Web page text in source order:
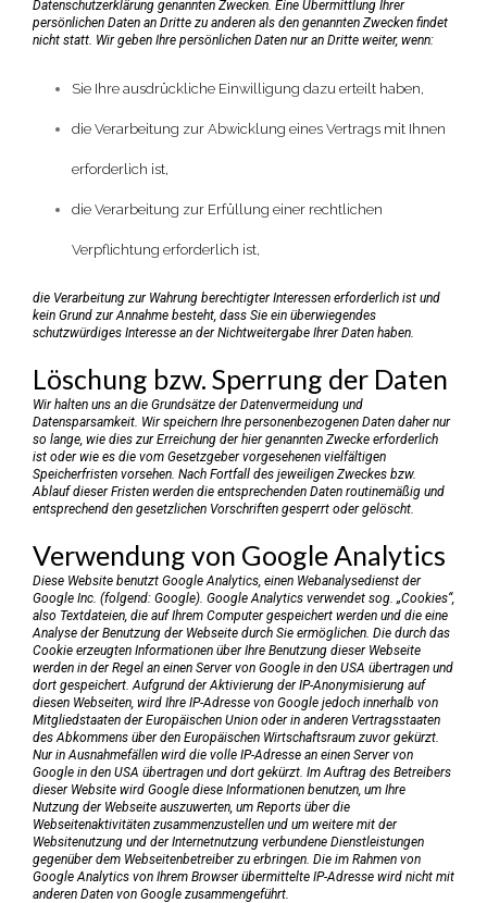
Datenschutzerklärung genannten Zwecken. Eine Übermittlung Ihrer
persönlichen Daten an Dritte zu anderen als den genannten Zwecken findet
nicht statt. Wir geben Ihre persönlichen Daten nur an Dritte weiter, wenn:
Sie Ihre ausdrückliche Einwilligung dazu erteilt haben,
die Verarbeitung zur Abwicklung eines Vertrags mit Ihnen
erforderlich ist,
die Verarbeitung zur Erfüllung einer rechtlichen
Verpflichtung erforderlich ist,
die Verarbeitung zur Wahrung berechtigter Interessen erforderlich ist und
kein Grund zur Annahme besteht, dass Sie ein überwiegendes
schutzwürdiges Interesse an der Nichtweitergabe Ihrer Daten haben.
Löschung bzw. Sperrung der Daten
Wir halten uns an die Grundsätze der Datenvermeidung und
Datensparsamkeit. Wir speichern Ihre personenbezogenen Daten daher nur
so lange, wie dies zur Erreichung der hier genannten Zwecke erforderlich
ist oder wie es die vom Gesetzgeber vorgesehenen vielfältigen
Speicherfristen vorsehen. Nach Fortfall des jeweiligen Zweckes bzw.
Ablauf dieser Fristen werden die entsprechenden Daten routinemäßig und
entsprechend den gesetzlichen Vorschriften gesperrt oder gelöscht.
Verwendung von Google Analytics
Diese Website benutzt Google Analytics, einen Webanalysedienst der
Google Inc. (folgend: Google). Google Analytics verwendet sog. „Cookies“,
also Textdateien, die auf Ihrem Computer gespeichert werden und die eine
Analyse der Benutzung der Webseite durch Sie ermöglichen. Die durch das
Cookie erzeugten Informationen über Ihre Benutzung dieser Webseite
werden in der Regel an einen Server von Google in den USA übertragen und
dort gespeichert. Aufgrund der Aktivierung der IP-Anonymisierung auf
diesen Webseiten, wird Ihre IP-Adresse von Google jedoch innerhalb von
Mitgliedstaaten der Europäischen Union oder in anderen Vertragsstaaten
des Abkommens über den Europäischen Wirtschaftsraum zuvor gekürzt.
Nur in Ausnahmefällen wird die volle IP-Adresse an einen Server von
Google in den USA übertragen und dort gekürzt. Im Auftrag des Betreibers
dieser Website wird Google diese Informationen benutzen, um Ihre
Nutzung der Webseite auszuwerten, um Reports über die
Webseitenaktivitäten zusammenzustellen und um weitere mit der
Websitenutzung und der Internetnutzung verbundene Dienstleistungen
gegenüber dem Webseitenbetreiber zu erbringen. Die im Rahmen von
Google Analytics von Ihrem Browser übermittelte IP-Adresse wird nicht mit
anderen Daten von Google zusammengeführt.